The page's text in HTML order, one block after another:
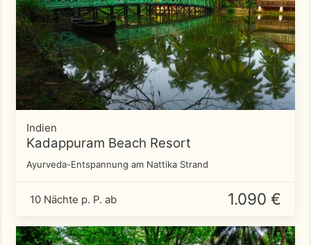
Indien
Kadappuram Beach Resort
Ayurveda-Entspannung am Nattika Strand
10 Nächte p. P. ab 1.090 €